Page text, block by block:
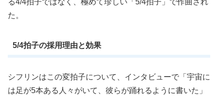
た。
5/4拍子の採用理由と効果
シフリンはこの変拍子について、インタビューで「宇宙に
は足が5本ある人々がいて、彼らが踊れるように書いた」